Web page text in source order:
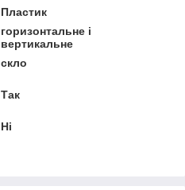
Пластик
горизонтальне і
вертикальне
скло
Так
Ні